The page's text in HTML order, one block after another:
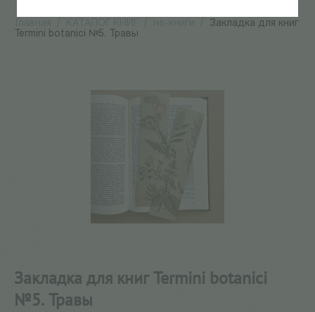
Закладка для книг
Termini botanici №5. Травы
Закладка для книг Termini botanici
№5. Травы